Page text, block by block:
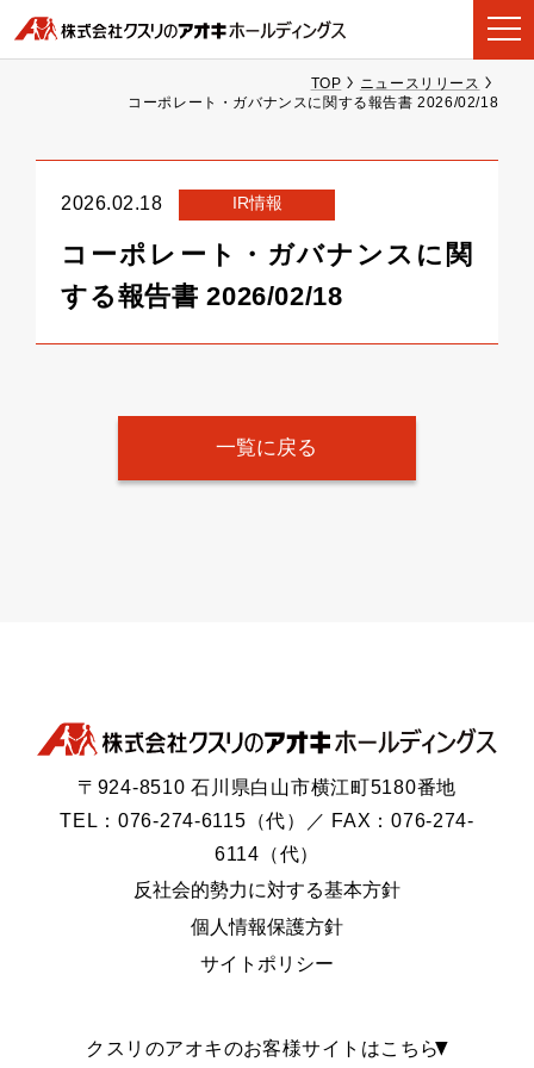
TOP
ニュースリリース
コーポレート・ガバナンスに関する報告書 2026/02/18
2026.02.18 IR情報
コーポレート・ガバナンスに関
する報告書 2026/02/18
一覧に戻る
〒924-8510 石川県白山市横江町5180番地
TEL：076-274-6115（代）／ FAX：076-274-
6114（代）
反社会的勢力に対する基本方針
個人情報保護方針
サイトポリシー
クスリのアオキのお客様サイトはこちら